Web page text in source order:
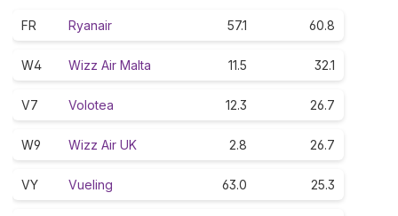
FR Ryanair 57.1 60.8
W4 Wizz Air Malta 11.5 32.1
V7 Volotea 12.3 26.7
W9 Wizz Air UK 2.8 26.7
VY Vueling 63.0 25.3